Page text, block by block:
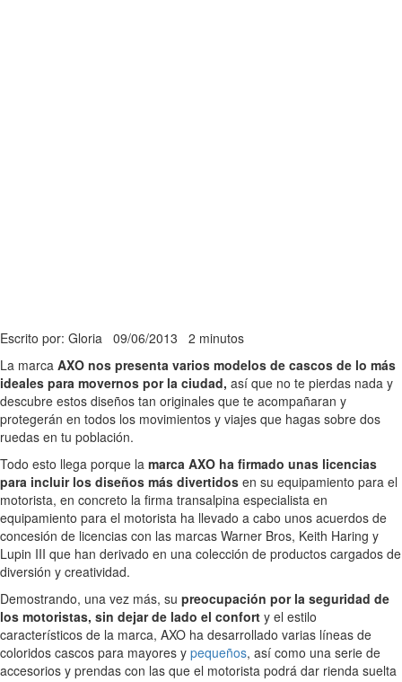
Escrito por: Gloria 09/06/2013 2 minutos
La marca AXO nos presenta varios modelos de cascos de lo más
ideales para movernos por la ciudad, así que no te pierdas nada y
descubre estos diseños tan originales que te acompañaran y
protegerán en todos los movimientos y viajes que hagas sobre dos
ruedas en tu población.
Todo esto llega porque la marca AXO ha firmado unas licencias
para incluir los diseños más divertidos en su equipamiento para el
motorista, en concreto la firma transalpina especialista en
equipamiento para el motorista ha llevado a cabo unos acuerdos de
concesión de licencias con las marcas Warner Bros, Keith Haring y
Lupin III que han derivado en una colección de productos cargados de
diversión y creatividad.
Demostrando, una vez más, su preocupación por la seguridad de
los motoristas, sin dejar de lado el confort y el estilo
característicos de la marca, AXO ha desarrollado varias líneas de
coloridos cascos para mayores y pequeños, así como una serie de
accesorios y prendas con las que el motorista podrá dar rienda suelta